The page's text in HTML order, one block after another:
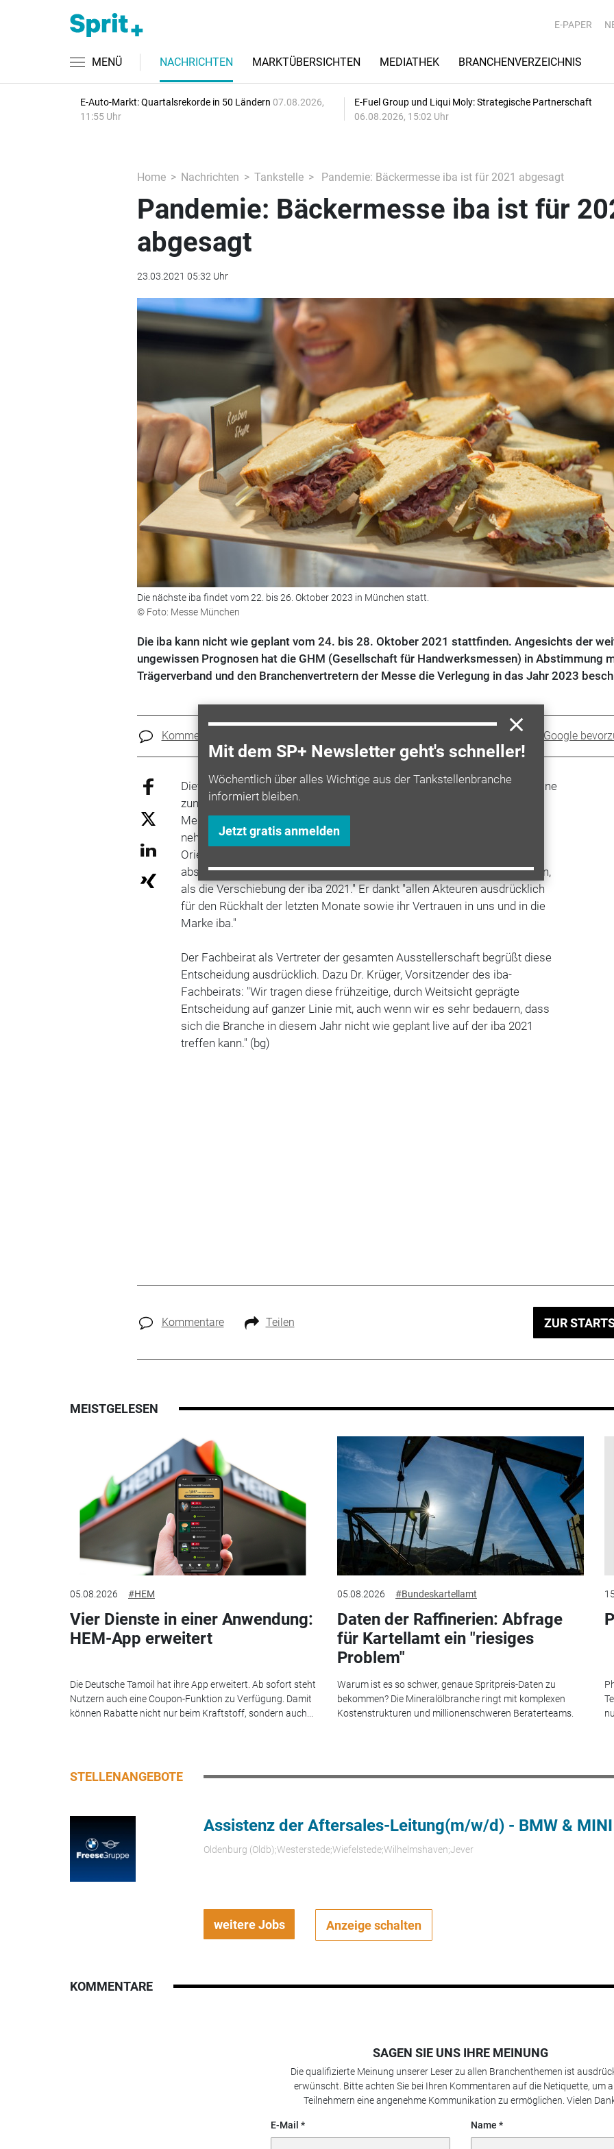
E-PAPER
MENÜ NACHRICHTEN MARKTÜBERSICHTEN MEDIATHEK BRANCHENVERZEICHNIS
E-Auto-Markt: Quartalsrekorde in 50 Ländern 07.08.2026,
11:55 Uhr
E-Fuel Group und Liqui Moly: Strategische Partnerschaft
06.08.2026, 15:02 Uhr
Home Nachrichten Tankstelle Pandemie: Bäckermesse iba ist für 2021 abgesagt
Pandemie: Bäckermesse iba ist für
abgesagt
23.03.2021 05:32 Uhr
Die nächste iba findet vom 22. bis 26. Oktober 2023 in München statt.
© Foto: Messe München
Die iba kann nicht wie geplant vom 24. bis 28. Oktober 2021 stattfinden. Angesichts der
ungewissen Prognosen hat die GHM (Gesellschaft für Handwerksmessen) in Abstimmung
Trägerverband und den Branchenvertretern der Messe die Verlegung in das Jahr 2023
Kommentare Sprit+ bei Google
Mit dem SP+ Newsletter geht's schneller!
Wöchentlich über alles Wichtige aus der Tankstellenbranche
informiert bleiben.
Jetzt gratis anmelden
Dieter Dohr, Vorsitzender der Geschäftsführung der GHM: "Wir spüren eine
zunehmende Verunsicherung der Branche hinsichtlich einer
Messedurchführung im Herbst 2021. Die Bedenken unserer Kunden
nehmen wir sehr ernst, vor allem was den Wunsch nach frühzeitiger
Orientierung betrifft. Die fehlende globale Öffnungsperspektive und die
absehbar anhaltenden Reiserestriktionen lassen uns keine andere Option,
als die Verschiebung der iba 2021." Er dankt "allen Akteuren ausdrücklich
für den Rückhalt der letzten Monate sowie ihr Vertrauen in uns und in die
Marke iba."
Der Fachbeirat als Vertreter der gesamten Ausstellerschaft begrüßt diese
Entscheidung ausdrücklich. Dazu Dr. Krüger, Vorsitzender des iba-
Fachbeirats: "Wir tragen diese frühzeitige, durch Weitsicht geprägte
Entscheidung auf ganzer Linie mit, auch wenn wir es sehr bedauern, dass
sich die Branche in diesem Jahr nicht wie geplant live auf der iba 2021
treffen kann." (bg)
Kommentare Teilen ZUR
MEISTGELESEN
05.08.2026 #HEM
Vier Dienste in einer Anwendung:
HEM-App erweitert
Die Deutsche Tamoil hat ihre App erweitert. Ab sofort steht
Nutzern auch eine Coupon-Funktion zu Verfügung. Damit
können Rabatte nicht nur beim Kraftstoff, sondern auch...
05.08.2026 #Bundeskartellamt
Daten der Raffinerien: Abfrage
für Kartellamt ein "riesiges
Problem"
Warum ist es so schwer, genaue Spritpreis-Daten zu
bekommen? Die Mineralölbranche ringt mit komplexen
Kostenstrukturen und millionenschweren Beraterteams.
STELLENANGEBOTE
Assistenz der Aftersales-Leitung(m/w/d) - BMW & MINI
Oldenburg (Oldb);Westerstede;Wiefelstede;Wilhelmshaven;Jever
weitere Jobs Anzeige schalten
KOMMENTARE
SAGEN SIE UNS IHRE MEINUNG
Die qualifizierte Meinung unserer Leser zu allen Branchenthemen ist
erwünscht. Bitte achten Sie bei Ihren Kommentaren auf die Netiquette, um
Teilnehmern eine angenehme Kommunikation zu ermöglichen. Vielen
E-Mail Name